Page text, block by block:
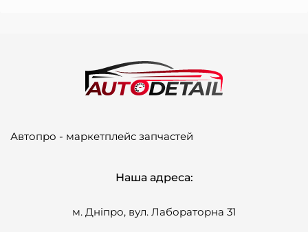
Автопро - маркетплейс запчастей
Наша адреса:
м. Дніпро, вул. Лабораторна 31